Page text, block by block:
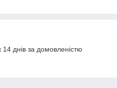
днів за домовленістю